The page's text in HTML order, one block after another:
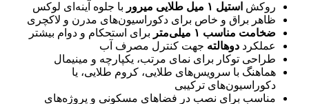
روکش استیل ۱ میل طلایی میرور
با جلوه آینه‌ای لوکس
ظاهر براق و خاص برای دکوراسیون‌های مدرن و لاکچری
ضخامت مناسب ۱ میلی‌متر
برای استحکام و دوام بیشتر
عملکرد دوهالته جهت کنترل مصرف آب
طراحی توکار برای نمای مرتب، یکپارچه و مینیمال
هماهنگ با سرویس‌های طلایی، کروم طلایی، یا
دکوراسیون‌های ترکیبی
مناسب برای نصب در فضاهای مسکونی و پروژه‌های